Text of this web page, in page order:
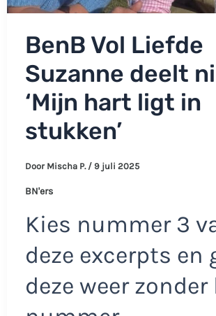
BenB Vol Liefde
Suzanne deelt
‘Mijn hart ligt in
stukken’
Door Mischa P. / 9 juli 2025
BN'ers
Kies nummer 3
deze excerpts en
deze weer zonder